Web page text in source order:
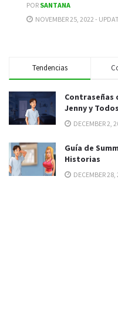
POR SANTANA
NOVEMBER 25, 2022 -
Tendencias
Contraseñas
Jenny y
DECEMBER 2,
Guía de
Historias
DECEMBER